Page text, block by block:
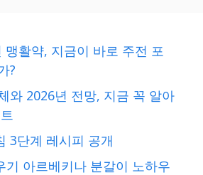
활약, 지금이 바로 주전 포
?
와 2026년 전망, 지금 꼭 알아
3단계 레시피 공개
기 아르베키나 분갈이 노하우